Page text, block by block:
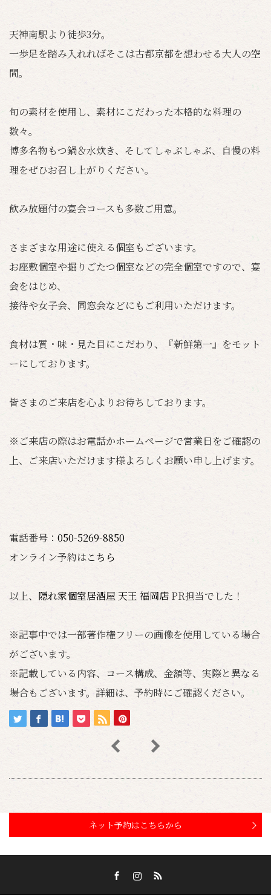
天神南駅より徒歩3分。
一歩足を踏み入れればそこは古都京都を想わせる大人の空
間。
旬の素材を使用し、素材にこだわった本格的な料理の
数々。
博多名物もつ鍋＆水炊き、そしてしゃぶしゃぶ、自慢の料
理をぜひお召し上がりください。
飲み放題付の宴会コースも多数ご用意。
さまざまな用途に使える個室もございます。
お座敷個室や掘りごたつ個室などの完全個室ですので、宴
会をはじめ、
接待や女子会、同窓会などにもご利用いただけます。
食材は質・味・見た目にこだわり、『新鮮第一』をモット
ーにしております。
皆さまのご来店を心よりお待ちしております。
※ご来店の際はお電話かホームページで営業日をご確認の
上、ご来店いただけます様よろしくお願い申し上げます。
電話番号： 050-5269-8850
オンライン予約はこちら
以上、 隠れ家個室居酒屋 天王 福岡店 PR担当でした！
※記事中では一部著作権フリーの画像を使用している場合
がございます。
※記載している内容、コース構成、金額等、実際と異なる
場合もございます。詳細は、予約時にご確認ください。
ネット予約はこちらから